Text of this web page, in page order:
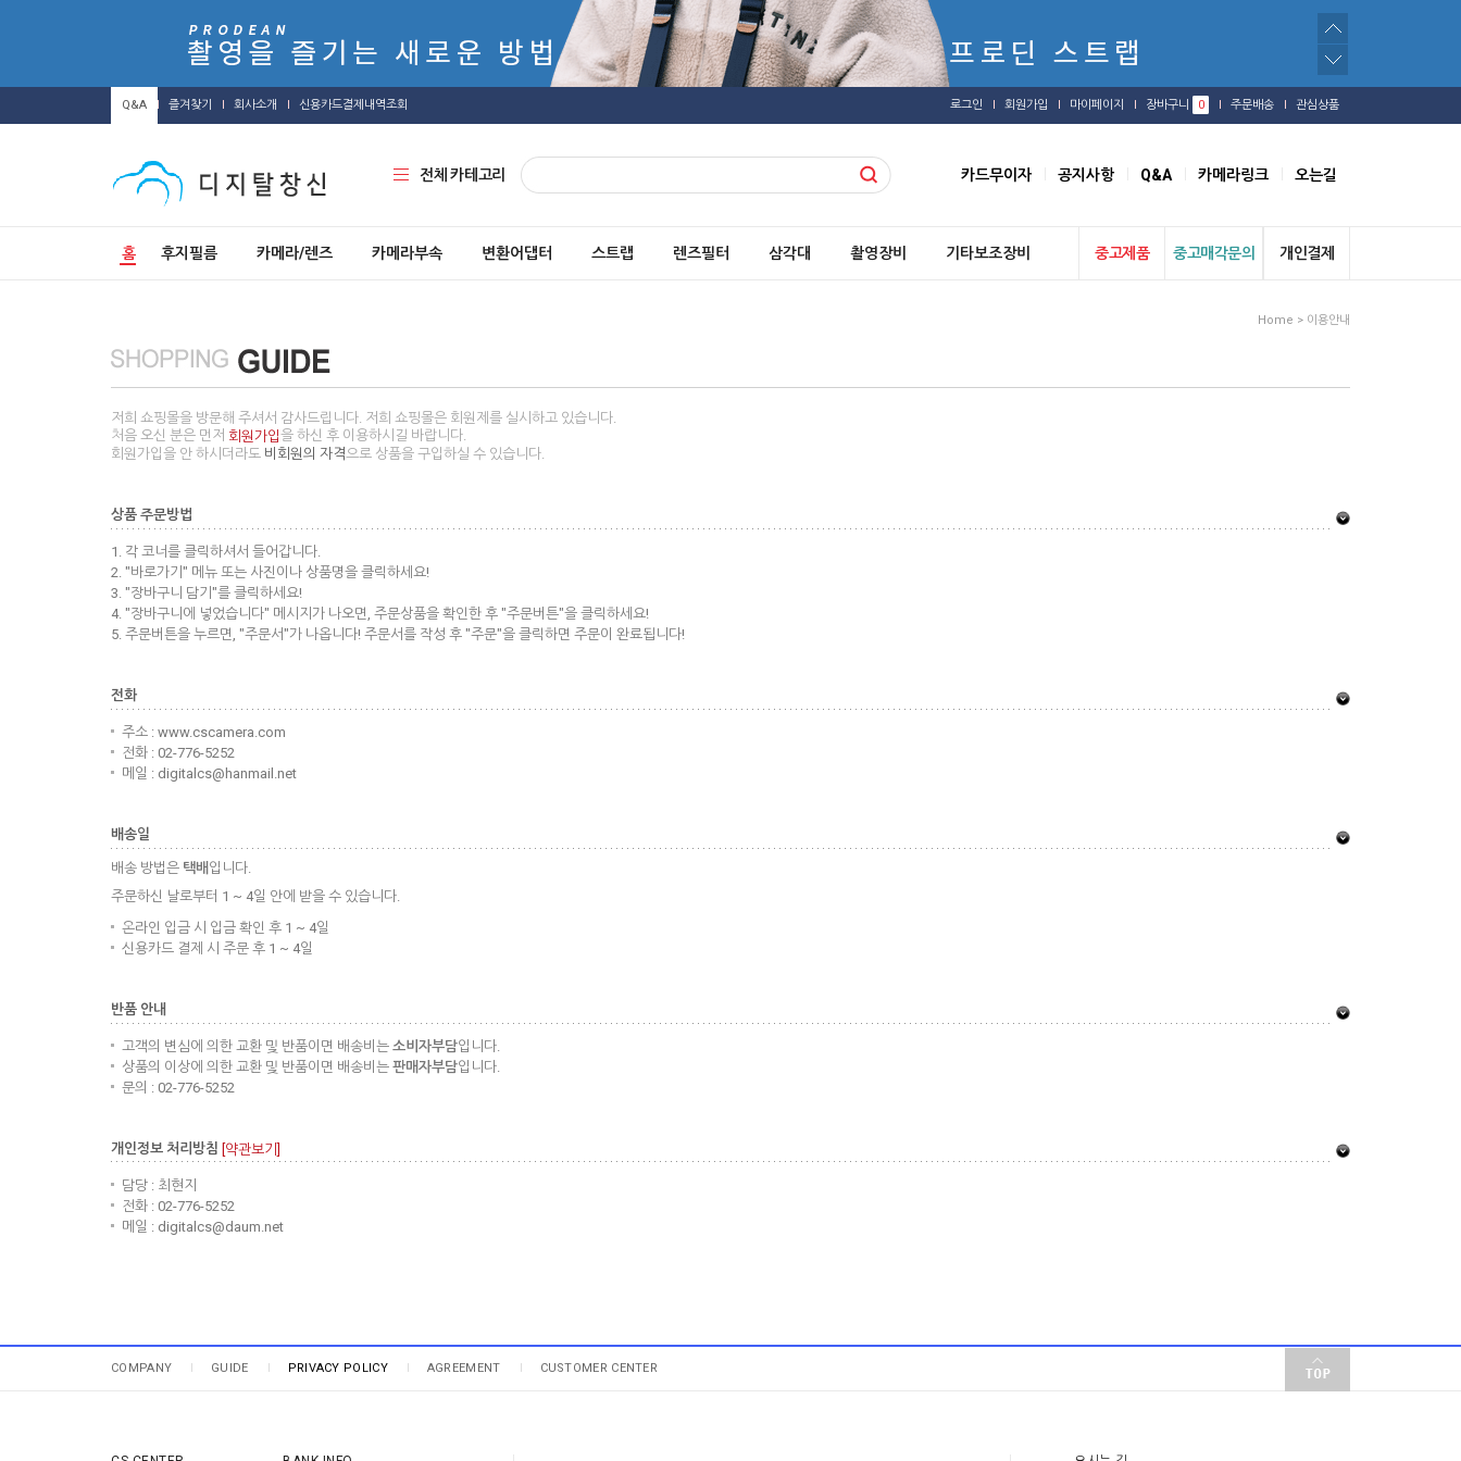
Q&A 즐겨찾기 회사소개 신용카드결제내역조회 로그인 회원가입 마이페이지 장바구니 0 주문배송 관심상품
전체 카테고리 카드무이자 공지사항 Q&A 카메라링크 오는길
홈 후지필름 카메라/렌즈 카메라부속 변환어댑터 스트랩 렌즈필터 삼각대 촬영장비 기타보조장비 중고제품 중고매각문의 개인결제
Home > 이용안내
저희 쇼핑몰을 방문해 주셔서 감사드립니다. 저희 쇼핑몰은 회원제를 실시하고 있습니다.
처음 오신 분은 먼저 회원가입을 하신 후 이용하시길 바랍니다.
회원가입을 안 하시더라도 비회원의 자격으로 상품을 구입하실 수 있습니다.
상품 주문방법
1. 각 코너를 클릭하셔서 들어갑니다.
2. "바로가기" 메뉴 또는 사진이나 상품명을 클릭하세요!
3. "장바구니 담기"를 클릭하세요!
4. "장바구니에 넣었습니다" 메시지가 나오면, 주문상품을 확인한 후 "주문버튼"을 클릭하세요!
5. 주문버튼을 누르면, "주문서"가 나옵니다! 주문서를 작성 후 "주문"을 클릭하면 주문이 완료됩니다!
전화
주소 : www.cscamera.com
전화 : 02-776-5252
메일 : digitalcs@hanmail.net
배송일
배송 방법은 택배 입니다.
주문하신 날로부터 1 ~ 4일 안에 받을 수 있습니다.
온라인 입금 시 입금 확인 후 1 ~ 4일
신용카드 결제 시 주문 후 1 ~ 4일
반품 안내
고객의 변심에 의한 교환 및 반품이면 배송비는 소비자부담입니다.
상품의 이상에 의한 교환 및 반품이면 배송비는 판매자부담입니다.
문의 : 02-776-5252
개인정보 처리방침 [약관보기]
담당 : 최현지
전화 : 02-776-5252
메일 : digitalcs@daum.net
COMPANY GUIDE PRIVACY POLICY AGREEMENT CUSTOMER CENTER